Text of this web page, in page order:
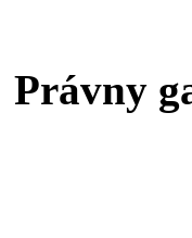
Právny